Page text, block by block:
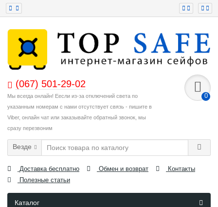
(067) 501-29-02
Мы всегда онлайн! Еесли из-за отключений света по
указанным номерам с нами отсутствует связь - пишите в
Viber, онлайн чат или заказывайте обратный звонок, мы
сразу перезвоним
0
Везде
Доставка бесплатно Обмен и возврат
Контакты
Полезные статьи
Каталог